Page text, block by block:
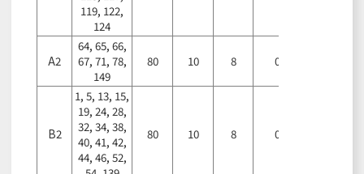
119, 122,
124
A2
64, 65, 66,
67, 71, 78,
149
80 10 8 0
B2
1, 5, 13, 15,
19, 24, 28,
32, 34, 38,
40, 41, 42,
44, 46, 52,
80 10 8 0